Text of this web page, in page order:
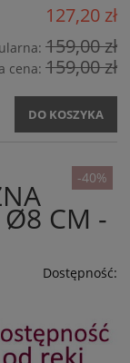
127,20 zł
159,00 zł
cena: 159,00 zł
DO KOSZYKA
Ø8 CM -
Dostępność:
-40%